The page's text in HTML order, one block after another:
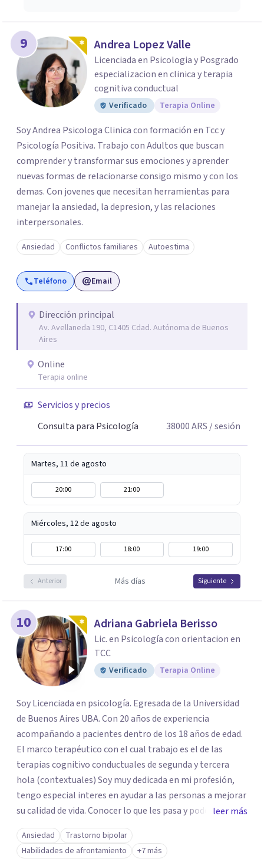
9 Andrea Lopez Valle
Licenciada en Psicologia y Posgrado
especializacion en clinica y terapia
cognitiva conductual
Verificado Terapia Online
Soy Andrea Psicologa Clinica con formación en Tcc y
Psicología Positiva. Trabajo con Adultos que buscan
comprender y transformar sus emociones y aprender
nuevas formas de relacionarse consigo mismo y con los
demas. Con jovenes que necesitan herramientas para
manejar la ansiedad, la depresion, y las relaciones
interpersonales.
Ansiedad Conflictos familiares Autoestima
Teléfono Email
Dirección principal
Av. Avellaneda 190, C1405 Cdad. Autónoma de Buenos
Aires
Online
Terapia online
Servicios y precios
Consulta para Psicología
38000ARS / sesión
Martes, 11 de agosto
20:00 21:00
Miércoles, 12 de agosto
17:00 18:00 19:00
Anterior Más días Siguiente
10 Adriana Gabriela Berisso
Lic. en Psicología con orientacion en
TCC
Verificado Terapia Online
Soy Licenciada en psicología. Egresada de la Universidad
de Buenos Aires UBA. Con 20 años de experiencia
acompañando a pacientes dentro de los 18 años de edad.
El marco terapéutico con el cual trabajo es el de las
terapias cognitivo conductuales de segunda y tercera
hola (contextuales) Soy muy dedicada en mi profesión,
tengo especial interes en ayudar a las personas a mejorar
su calidad de vida. Conocer lo que les pasa y poder trabajar
en ello brindando las herramientas necesarias. Hay
momentos en la vida por los cuales atravezamos por
estados de ansiedad, depresión o estrés, es alli donde no
leer más
Ansiedad
Trastorno bipolar
Habilidades de afrontamiento
+7 más